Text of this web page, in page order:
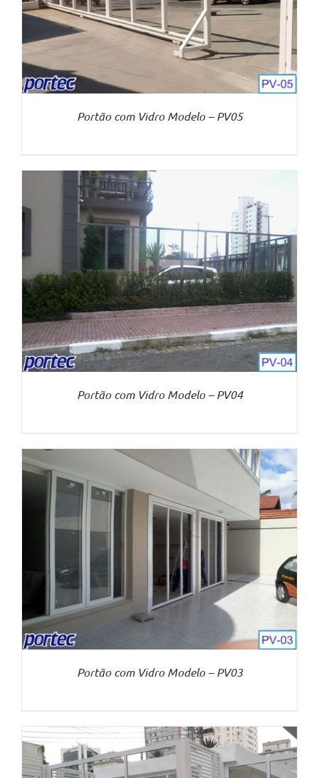
Portão com Vidro Modelo – PV05
Portão com Vidro Modelo – PV04
Portão com Vidro Modelo – PV03